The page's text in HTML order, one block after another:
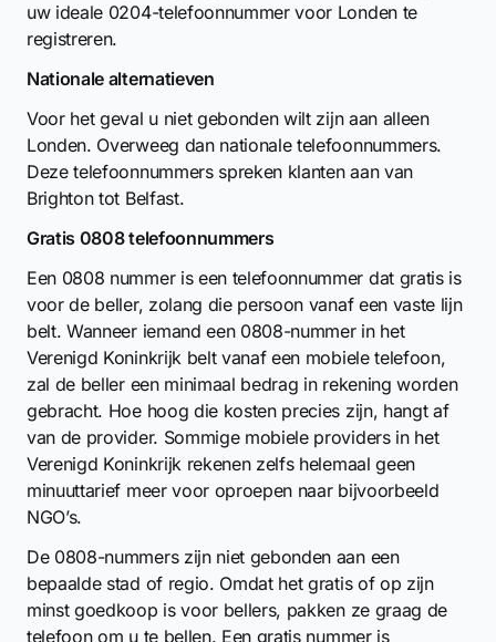
uw ideale 0204-telefoonnummer voor Londen te
registreren.
Nationale alternatieven
Voor het geval u niet gebonden wilt zijn aan alleen
Londen. Overweeg dan nationale telefoonnummers.
Deze telefoonnummers spreken klanten aan van
Brighton tot Belfast.
Gratis 0808 telefoonnummers
Een 0808 nummer is een telefoonnummer dat gratis is
voor de beller, zolang die persoon vanaf een vaste lijn
belt. Wanneer iemand een 0808-nummer in het
Verenigd Koninkrijk belt vanaf een mobiele telefoon,
zal de beller een minimaal bedrag in rekening worden
gebracht. Hoe hoog die kosten precies zijn, hangt af
van de provider. Sommige mobiele providers in het
Verenigd Koninkrijk rekenen zelfs helemaal geen
minuuttarief meer voor oproepen naar bijvoorbeeld
NGO’s.
De 0808-nummers zijn niet gebonden aan een
bepaalde stad of regio. Omdat het gratis of op zijn
minst goedkoop is voor bellers, pakken ze graag de
telefoon om u te bellen. Een gratis nummer is